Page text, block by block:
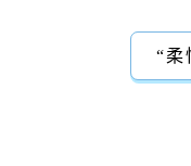
“柔